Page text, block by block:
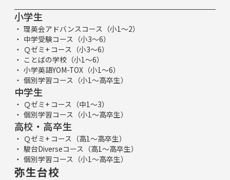
小学生
理英会アドバンスコース（小1～2）
中学受験コース（小3～6）
Ｑゼミ+ コース（小3～6）
ことばの学校（小1～6）
小学英語YOM-TOX（小1～6）
個別学習コース（小1～高卒生）
中学生
Ｑゼミ+ コース（中1～3）
個別学習コース（小1～高卒生）
高校・高卒生
Ｑゼミ+ コース（高1～高卒生）
駿台Diverseコース（高1～高卒生）
個別学習コース（小1～高卒生）
弥生台校